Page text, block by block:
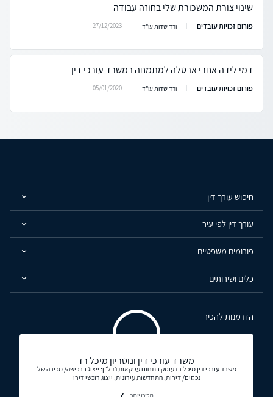
שינוי צורת המשכורת שלי בחוזה עבודה
פורום זכויות עובדים ורד שדות עו"ד 27/12/2023
דמי לידה אחרי אבטלה למתמחה במשרד עורכי דין
פורום זכויות עובדים ורד שדות עו"ד 05/01/2020
חיפוש עורך דין
עורך דין לפי עיר
פורומים משפטיים
כלים ושירותים
הזדמנות להכיר
משרד עורכי דין ונוטריון מיכל רז
משרד עורכי דין מיכל רז עוסק בתחום עסקאות נדל"ן: ייצוג ברכישה/ מכירה של
נכסים/ דירות, התחדשות עירונית, ייצוג רוכשי דירו
תכירו יותר